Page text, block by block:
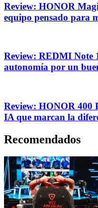
Review: HONOR
equipo pensado para
Review: REDMI Note
autonomía por un
Review: HONOR 400
IA que marcan la
Recomendados